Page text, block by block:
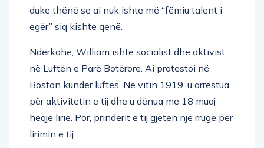
duke thënë se ai nuk ishte më “fëmiu talent i
egër” siq kishte qenë.
Ndërkohë, William ishte socialist dhe aktivist
në Luftën e Parë Botërore. Ai protestoi në
Boston kundër luftës. Në vitin 1919, u arrestua
për aktivitetin e tij dhe u dënua me 18 muaj
heqje lirie. Por, prindërit e tij gjetën një rrugë për
lirimin e tij.